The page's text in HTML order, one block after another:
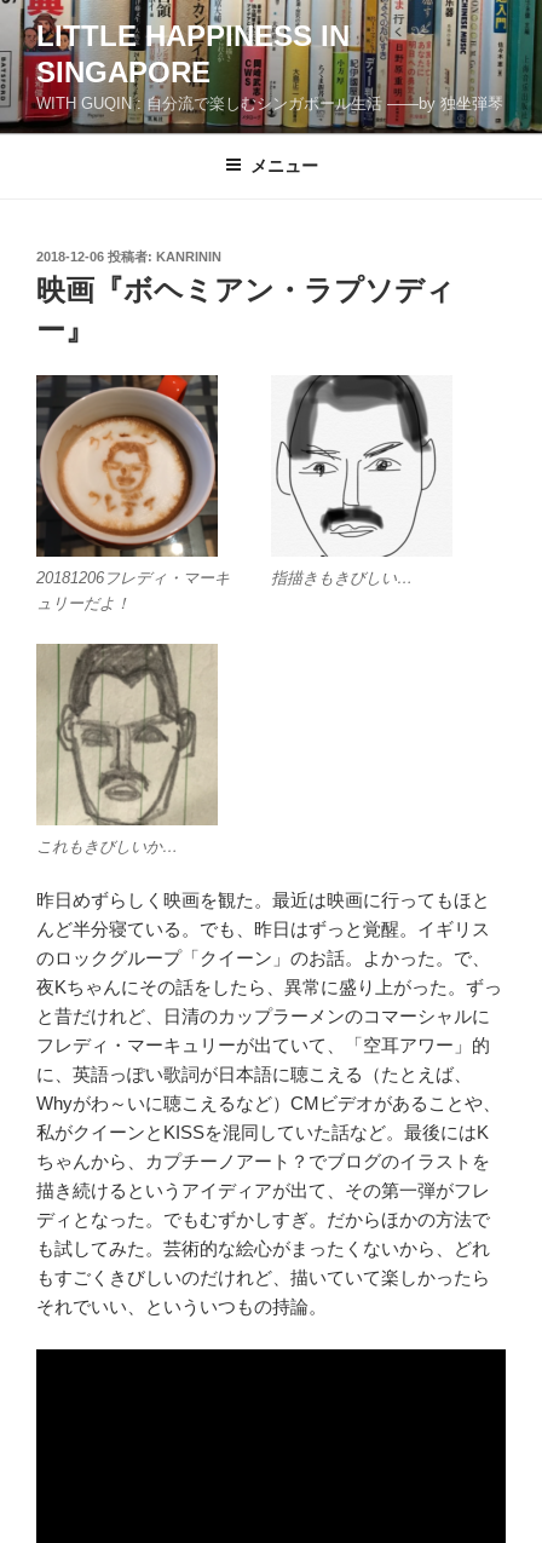
テ
ン
ツ
LITTLE HAPPINESS IN
SINGAPORE
WITH GUQIN : 自分流で楽しむシンガポール生活 ――by 独坐弾琴
メニュー
投
稿
日:
2018-12-06 投稿者: KANRININ
映画『ボヘミアン・ラプソディ
ー』
20181206フレディ・マーキ
ュリーだよ！
指描きもきびしい…
これもきびしいか…
昨日めずらしく映画を観た。最近は映画に行ってもほと
んど半分寝ている。でも、昨日はずっと覚醒。イギリス
のロックグループ「クイーン」のお話。よかった。で、
夜Kちゃんにその話をしたら、異常に盛り上がった。ずっ
と昔だけれど、日清のカップラーメンのコマーシャルに
フレディ・マーキュリーが出ていて、「空耳アワー」的
に、英語っぽい歌詞が日本語に聴こえる（たとえば、
Whyがわ～いに聴こえるなど）CMビデオがあることや、
私がクイーンとKISSを混同していた話など。最後にはK
ちゃんから、カプチーノアート？でブログのイラストを
描き続けるというアイディアが出て、その第一弾がフレ
ディとなった。でもむずかしすぎ。だからほかの方法で
も試してみた。芸術的な絵心がまったくないから、どれ
もすごくきびしいのだけれど、描いていて楽しかったら
それでいい、といういつもの持論。